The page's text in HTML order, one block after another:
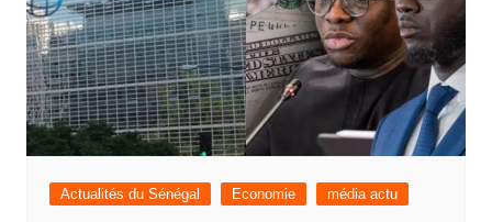
Actualités du Sénégal Economie média actu